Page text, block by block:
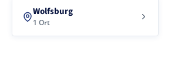
Wolfsburg
1 Ort